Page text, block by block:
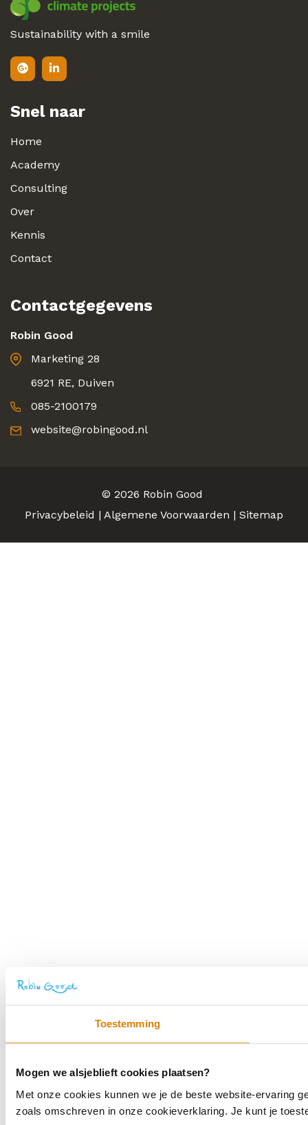
Toestemming
Mogen we alsjeblieft cookies plaatsen?
Met onze cookies kunnen we je de beste website-ervaring
zoals omschreven in onze cookieverklaring. Je kunt je
Sustainability with a smile
Snel naar
Home
Academy
Consulting
Over
Kennis
Contact
Contactgegevens
Robin Good
Marketing 28
6921 RE, Duiven
085-2100179
website@robingood.nl
© 2026 Robin Good
Privacybeleid | Algemene Voorwaarden | Sitemap